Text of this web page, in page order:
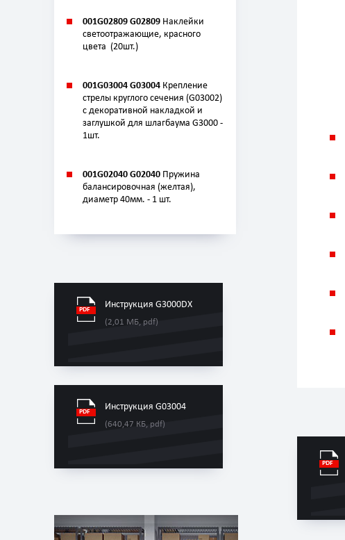
001G02809 G02809 Наклейки
светоотражающие, красного
цвета (20шт.)
001G03004 G03004 Крепление
стрелы круглого сечения (G03002)
с декоративной накладкой и
заглушкой для шлагбаума G3000 -
1шт.
001G02040 G02040 Пружина
балансировочная (желтая),
диаметр 40мм. - 1 шт.
Инструкция G3000DX
(2,01 МБ, pdf)
Инструкция G03004
(640,47 КБ, pdf)